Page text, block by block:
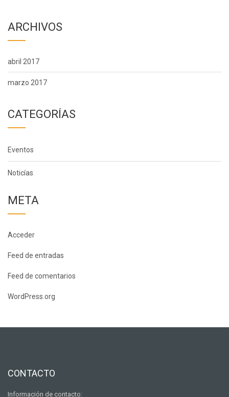
ARCHIVOS
abril 2017
marzo 2017
CATEGORÍAS
Eventos
Noticías
META
Acceder
Feed de entradas
Feed de comentarios
WordPress.org
CONTACTO
Información de contacto: